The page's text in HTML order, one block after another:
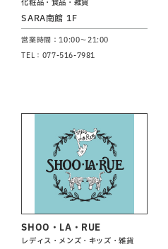
化粧品・食品・雑貨
SARA南館 1F
営業時間：10:00～21:00
TEL：077-516-7981
SHOO・LA・RUE
レディス・メンズ・キッズ・雑貨